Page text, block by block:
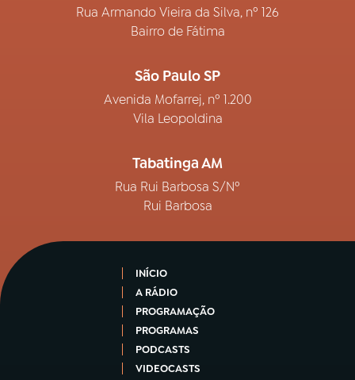
Rua Armando Vieira da Silva, nº 126
Bairro de Fátima
São Paulo SP
Avenida Mofarrej, nº 1.200
Vila Leopoldina
Tabatinga AM
Rua Rui Barbosa S/Nº
Rui Barbosa
INÍCIO
A RÁDIO
PROGRAMAÇÃO
PROGRAMAS
PODCASTS
VIDEOCASTS